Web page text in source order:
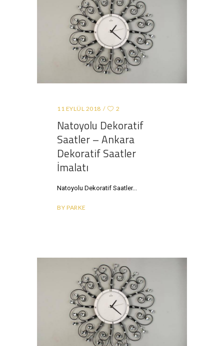
11 EYLÜL 2018 2
Natoyolu Dekoratif
Saatler – Ankara
Dekoratif Saatler
İmalatı
Natoyolu Dekoratif Saatler
BY PARKE